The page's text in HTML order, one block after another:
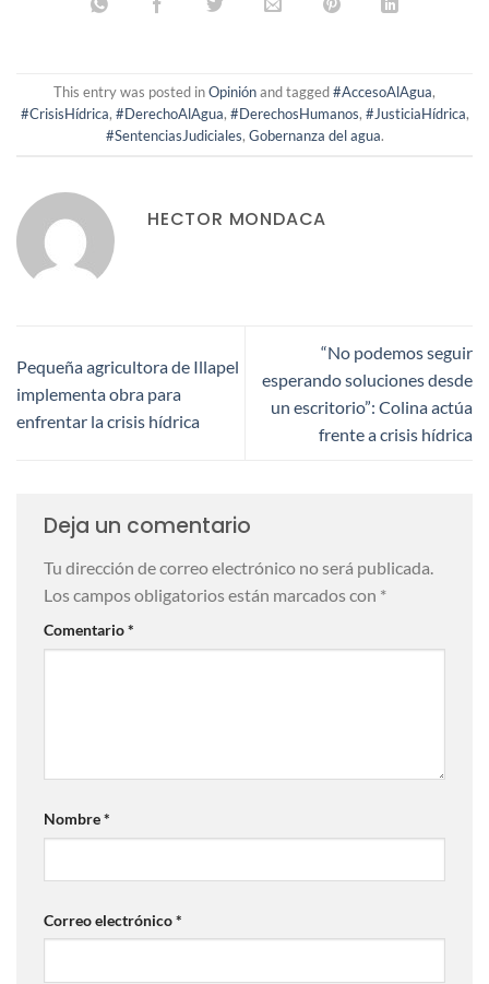
This entry was posted inOpiniónand tagged#AccesoAlAgua,
#CrisisHídrica, #DerechoAlAgua, #DerechosHumanos, #JusticiaHídrica,
#SentenciasJudiciales, Gobernanza del agua.
HECTOR MONDACA
Pequeña agricultora de Illapel
implementa obra para
enfrentar la crisis hídrica
“No podemos seguir
esperando soluciones desde
un escritorio”: Colina actúa
frente a crisis hídrica
Deja un comentario
Tu dirección de correo electrónico no será publicada.
Los campos obligatorios están marcados con *
Comentario*
Nombre*
Correo electrónico*